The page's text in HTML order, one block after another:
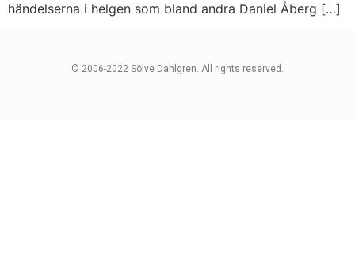
händelserna i helgen som bland andra Daniel Åberg […]
© 2006-2022 Sölve Dahlgren. All rights reserved.